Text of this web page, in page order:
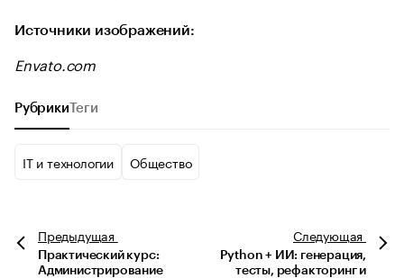
Источники изображений:
Envato.com
РубрикиТеги
IT и технологии Общество
Предыдущая
Практический курс:
Администрирование
Следующая
Python + ИИ: генерация,
тесты, рефакторинг и